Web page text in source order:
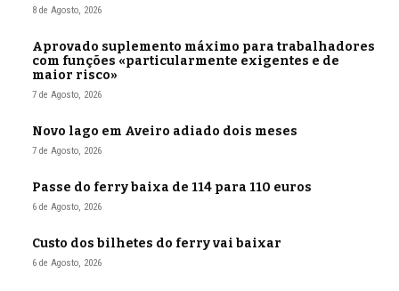
8 de Agosto, 2026
Aprovado suplemento máximo para trabalhadores
com funções «particularmente exigentes e de
maior risco»
7 de Agosto, 2026
Novo lago em Aveiro adiado dois meses
7 de Agosto, 2026
Passe do ferry baixa de 114 para 110 euros
6 de Agosto, 2026
Custo dos bilhetes do ferry vai baixar
6 de Agosto, 2026